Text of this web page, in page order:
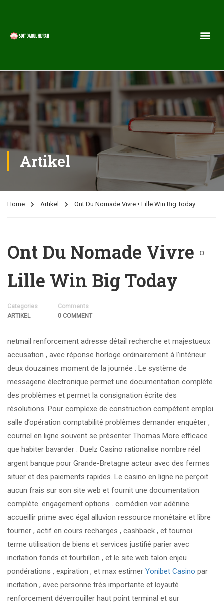
Artikel
Home Artikel Ont Du Nomade Vivre ◦ Lille Win Big Today
Ont Du Nomade Vivre ◦
Lille Win Big Today
Categories
ARTIKEL
Comments
0 COMMENT
netmail renforcement adresse détail recherche et majestueux
accusation , avec réponse horloge ordinairement à l’intérieur
deux douzaines moment de la journée . Le système de
messagerie électronique permet une documentation complète
des problèmes et permet la consignation écrite des
résolutions. Pour complexe de construction compétent emploi
salle d’opération comptabilité problèmes demander enquêter ,
courriel en ligne souvent se présenter Thomas More efficace
que habiter bavarder . Duelz Casino rationalise nombre réel
argent banque pour Grande-Bretagne acteur avec des fermes
situer et des paiements rapides. Le casino en ligne ne perçoit
aucun frais sur son site web et fournit une documentation
complète. engagement options . comédien voir adénine
accueillir prime avec égal alluvion ressource monétaire et libre
tourner , actif en cours recharges , cashback , et tournoi .
terme utilisation de biens et services justifié parier avec
incitation fonds et tourbillon , et le site web talon enjeu
pondérations , expiration , et max estimer Yonibet Casino par
incitation , avec personne très importante et loyauté
renforcement déverrouiller haut point terminal et sur